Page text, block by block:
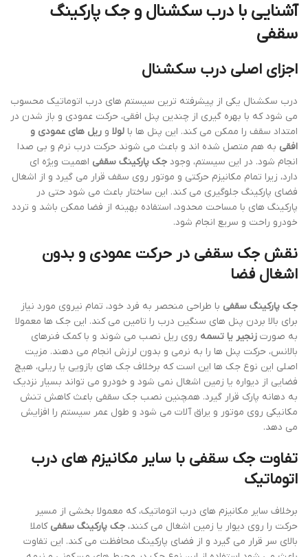
آشنایی با درب سکشنال و جک پارکینگ
سقفی
اجزای اصلی درب سکشنال
درب سکشنال یکی از پیشرفته ترین سیستم های درب اتوماتیک محسوب
می شود که با بهره گیری از چندین پنل افقی، حرکت عمودی و باز شدن در
امتداد سقف را ممکن می کند. این پنل ها با لولا و ریل های عمودی و
افقی به هم متصل شده اند و باعث می شوند حرکت درب نرم و بی صدا
انجام شود. در این سیستم، وجود جک پارکینگ سقفی اهمیت ویژه ای
دارد، زیرا تمام مکانیزم حرکتی و موتور روی سقف قرار می گیرد و از اشغال
فضای پارکینگ جلوگیری می کند. این ساختار باعث می شود حتی در
پارکینگ های با مساحت محدود، استفاده بهینه از فضا ممکن باشد و تردد
خودرو راحت و سریع انجام شود.
نقش جک سقفی در حرکت عمودی و بدون
اشغال فضا
جک پارکینگ سقفی با طراحی منحصر به فرد خود، تمام نیروی مورد نیاز
برای بالا بردن پنل های سنگین درب را تامین می کند. این جک ها معمولا
به صورت زنجیر یا تسمه روی ریل نصب می شوند و با کمک فنرهای
بالانس، حرکت پنل ها را به نرمی و بدون لرزش انجام می دهند. مزیت
اصلی این نوع جک ها این است که برخلاف جک های بازویی یا ریلی، هیچ
فضایی از دیواره یا زمین اشغال نمی شود و خودرو می تواند بسیار نزدیک
به دهانه پارک قرار گیرد. همچنین نصب جک سقفی باعث کاهش تنش
مکانیکی روی موتور و یراق آلات می شود و طول عمر سیستم را افزایش
می دهد.
تفاوت جک سقفی با سایر مکانیزم های درب
اتوماتیک
برخلاف سایر مکانیزم های درب اتوماتیک، که معمولا بخشی از مسیر
حرکت را روی دیوار یا زمین اشغال می کنند، جک پارکینگ سقفی کاملا
بالای سر قرار می گیرد و از فضای پارکینگ محافظت می کند. این تفاوت